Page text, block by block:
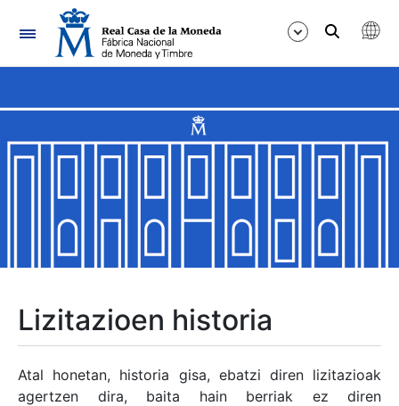
Nabigazioa
Erakutsi/Ezkutatu
Erakutsi/Ezkutatu
Erakutsi/Ezkutatu
Erakutsi/Ezkutatu
Lizitazioen historia
Atal honetan, historia gisa, ebatzi diren lizitazioak
agertzen dira, baita hain berriak ez diren